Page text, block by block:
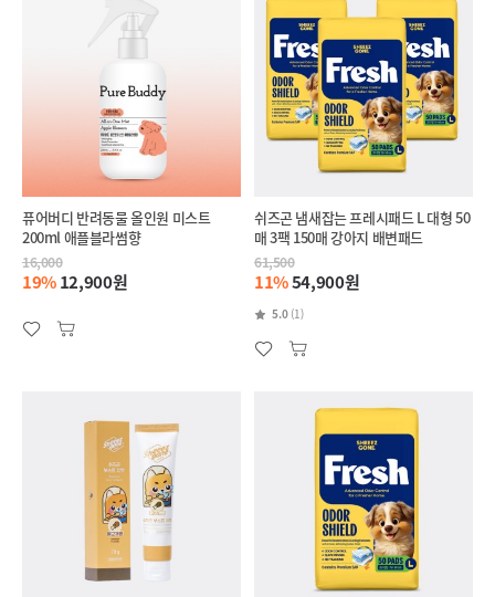
퓨어버디 반려동물 올인원 미스트
200ml 애플블라썸향
16,000
19%12,900원
쉬즈곤 냄새잡는 프레시패드 L 대형 50
매 3팩 150매 강아지 배변패드
61,500
11%54,900원
5.0 (1)